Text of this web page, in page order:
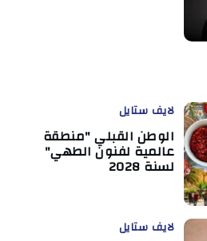
لايف ستايل
الوطن القبلي "منطقة
عالمية لفنون الطهي"
لسنة 2028
لايف ستايل